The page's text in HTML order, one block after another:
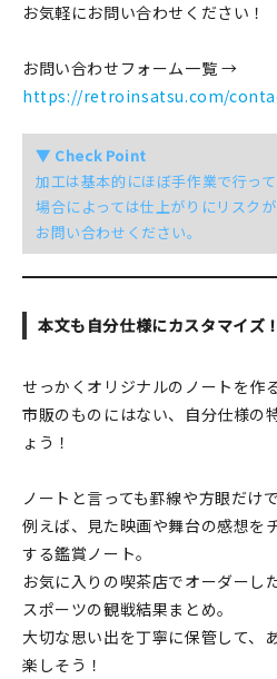
お気軽にお問い合わせください！
お問い合わせフォーム一覧 →
https://retroinsatsu.com/
▼ Check Point
加工は基本的にほぼ手作業で行って
場合によっては仕上がりにリスク
お問い合わせください。
本文も自分仕様にカスタマイズ！
せっかくオリジナルのノートを作
市販のものにはない、自分仕様の
ょう！
ノートと言っても罫線や方眼だけ
例えば、見た映画や舞台の感想を
する鑑賞ノート。
お気に入りの喫茶店でオーダーし
スポーツの観戦結果まとめ。
大切な思い出を丁寧に保管して、
楽しそう！